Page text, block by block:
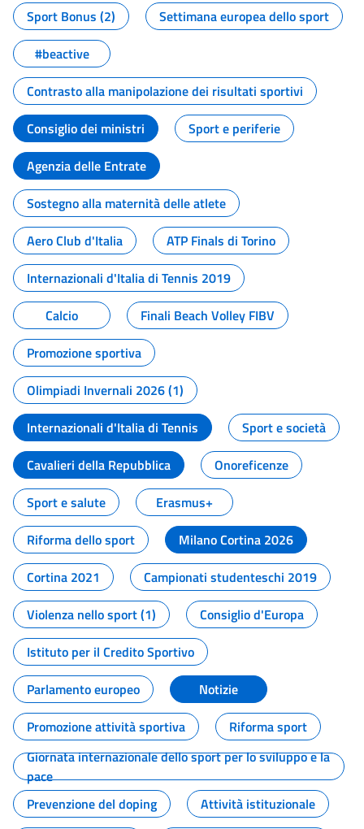
Sport Bonus (2)
Settimana europea dello sport
#beactive
Contrasto alla manipolazione dei risultati sportivi
Consiglio dei ministri
Sport e periferie
Agenzia delle Entrate
Sostegno alla maternità delle atlete
Aero Club d'Italia
ATP Finals di Torino
Internazionali d'Italia di Tennis 2019
Calcio
Finali Beach Volley FIBV
Promozione sportiva
Olimpiadi Invernali 2026 (1)
Internazionali d'Italia di Tennis
Sport e società
Cavalieri della Repubblica
Onoreficenze
Sport e salute
Erasmus+
Riforma dello sport
Milano Cortina 2026
Cortina 2021
Campionati studenteschi 2019
Violenza nello sport (1)
Consiglio d'Europa
Istituto per il Credito Sportivo
Parlamento europeo
Notizie
Promozione attività sportiva
Riforma sport
Giornata internazionale dello sport per lo sviluppo e la
pace
Prevenzione del doping
Attività istituzionale